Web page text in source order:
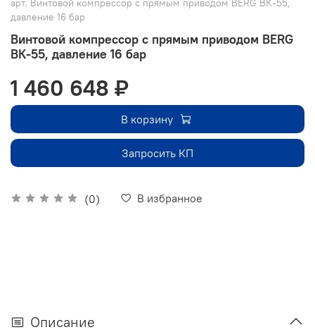
арт. Винтовой компрессор с прямым приводом BERG ВК-55,
давление 16 бар
Винтовой компрессор с прямым приводом BERG
ВК-55, давление 16 бар
(0) В избранное
1 460 648 ₽
В корзину
Запросить КП
Описание